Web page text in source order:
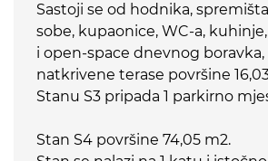
Sastoji se od hodnika,
sobe, kupaonice, WC-a,
i open-space dnevnog boravka,
natkrivene terase površine
Stanu S3 pripada 1 parkirno
Stan S4 površine 74,05 m2.